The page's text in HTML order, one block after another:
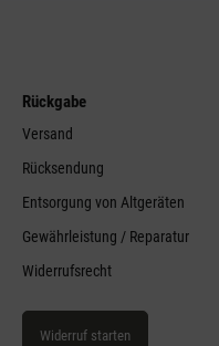
Rückgabe
Versand
Rücksendung
Entsorgung von Altgeräten
Gewährleistung / Reparatur
Widerrufsrecht
Widerruf starten